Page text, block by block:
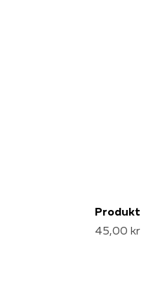
Produkt
45,00 kr